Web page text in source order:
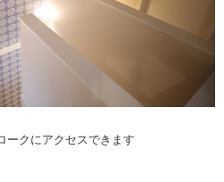
ークにアクセスできます